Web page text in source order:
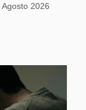
Agosto 2026